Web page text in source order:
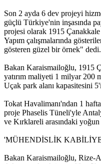
Son 2 ayda 6 dev projeyi
güçlü Türkiye'nin inşasında
projesi olarak 1915
Yapım çalışmalarında
gösteren güzel bir örnek" dedi.
Bakan Karaismailoğlu, 1915
yatırım maliyeti 1 milyar 200
Uçak park alanı kapasitesini
Tokat Havalimanı'ndan 1
proje Phaselis Tüneli'yle
ve Kırklareli arasındaki yoğun
'MÜHENDİSLİK
Bakan Karaismailoğlu, Rize-